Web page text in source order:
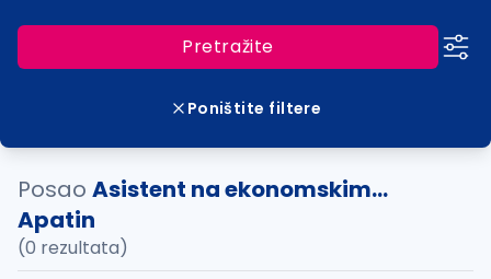
Pretražite
Poništite filtere
Posao Asistent na ekonomskim...
Apatin
(0 rezultata)